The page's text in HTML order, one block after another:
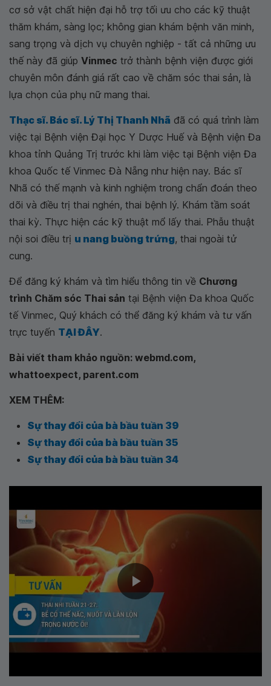
cơ sở vật chất hiện đại hỗ trợ tối ưu cho các kỹ thuật
thăm khám, sàng lọc; không gian khám bệnh văn minh,
sang trọng và dịch vụ chuyên nghiệp - tất cả những ưu
thế này đã giúp Vinmec trở thành bệnh viện được giới
chuyên môn đánh giá rất cao về chăm sóc thai sản, là
lựa chọn của phụ nữ mang thai.
Thạc sĩ. Bác sĩ. Lý Thị Thanh Nhã đã có quá trình làm
việc tại Bệnh viện Đại học Y Dược Huế và Bệnh viện Đa
khoa tỉnh Quảng Trị trước khi làm việc tại Bệnh viện Đa
khoa Quốc tế Vinmec Đà Nẵng như hiện nay. Bác sĩ
Nhã có thế mạnh và kinh nghiệm trong chẩn đoán theo
dõi và điều trị thai nghén, thai bệnh lý. Khám tầm soát
thai kỳ. Thực hiện các kỹ thuật mổ lấy thai. Phẫu thuật
nội soi điều trị u nang buồng trứng, thai ngoài tử
cung.
Để đăng ký khám và tìm hiểu thông tin về Chương
trình Chăm sóc Thai sản tại Bệnh viện Đa khoa Quốc
tế Vinmec, Quý khách có thể đăng ký khám và tư vấn
trực tuyến TẠI ĐÂY.
Bài viết tham khảo nguồn: webmd.com,
whattoexpect, parent.com
XEM THÊM:
Sự thay đổi của bà bầu tuần 39
Sự thay đổi của bà bầu tuần 35
Sự thay đổi của bà bầu tuần 34